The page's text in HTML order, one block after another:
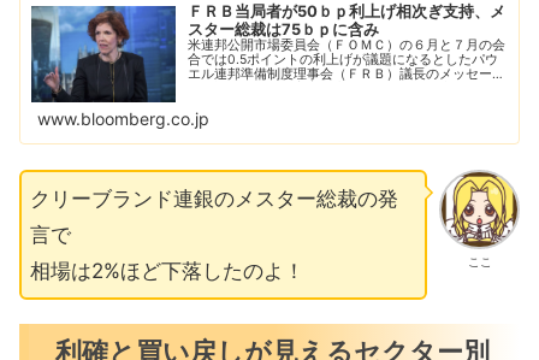
ＦＲＢ当局者が50ｂｐ利上げ相次ぎ支持、メ
スター総裁は75ｂｐに含み
米連邦公開市場委員会（ＦＯＭＣ）の６月と７月の会
合では0.5ポイントの利上げが議題になるとしたパウ
エル連邦準備制度理事会（ＦＲＢ）議長のメッセージ
www.bloomberg.co.jp
ここ
クリーブランド連銀のメスター総裁の発
言で
相場は2%ほど下落したのよ！
利確と買い戻しが見えるセクター別